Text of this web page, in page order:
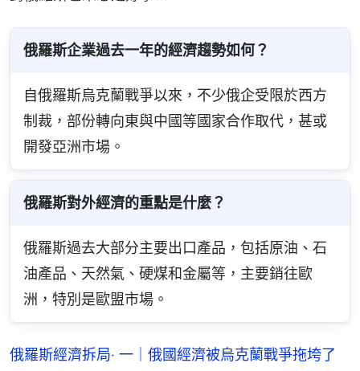
俄羅斯企業過去一年的經濟趨勢如何？
自俄羅斯烏克蘭戰爭以來，不少俄企受限於西方
制裁，部份轉向東與中國等國家合作取代，甚或
開發亞洲市場。
俄羅斯對外經濟的重點是什麼？
俄羅斯過去大部分主要出口產品，包括原油、石
油產品、天然氣、硬煤和金屬等，主要銷往歐
洲，特別是歐盟市場。
俄羅斯經濟拆局‧ 一｜俄國經濟被烏克蘭戰爭拖垮了